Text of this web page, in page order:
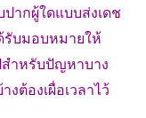
ากผู้ใดแบบส่งเดช
รับมอบหมายให้
สำหรับปัญหาบาง
ต้องเผื่อเวลาไว้